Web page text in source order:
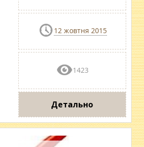
12 жовтня 2015
1423
Детально